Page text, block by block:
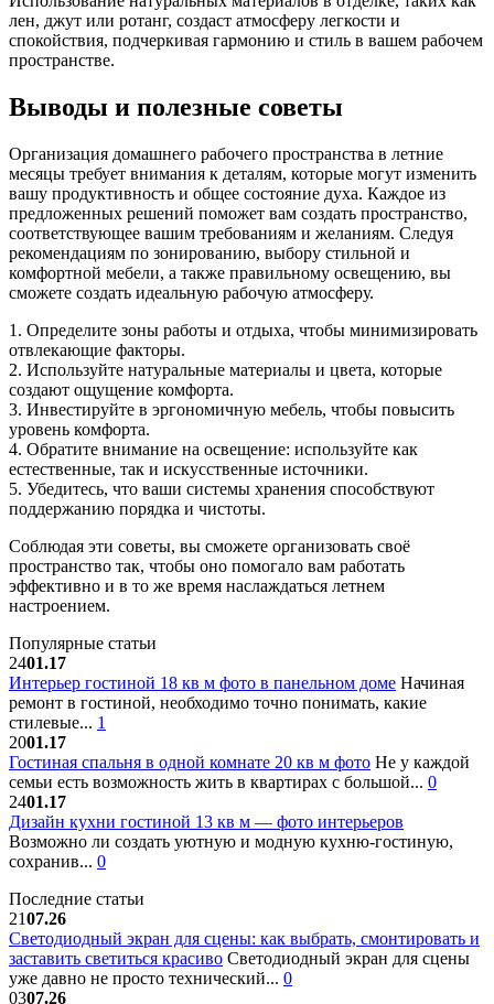
лен, джут или ротанг, создаст атмосферу легкости и
спокойствия, подчеркивая гармонию и стиль в вашем рабочем
пространстве.
Выводы и полезные советы
Организация домашнего рабочего пространства в летние
месяцы требует внимания к деталям, которые могут изменить
вашу продуктивность и общее состояние духа. Каждое из
предложенных решений поможет вам создать пространство,
соответствующее вашим требованиям и желаниям. Следуя
рекомендациям по зонированию, выбору стильной и
комфортной мебели, а также правильному освещению, вы
сможете создать идеальную рабочую атмосферу.
1. Определите зоны работы и отдыха, чтобы минимизировать
отвлекающие факторы.
2. Используйте натуральные материалы и цвета, которые
создают ощущение комфорта.
3. Инвестируйте в эргономичную мебель, чтобы повысить
уровень комфорта.
4. Обратите внимание на освещение: используйте как
естественные, так и искусственные источники.
5. Убедитесь, что ваши системы хранения способствуют
поддержанию порядка и чистоты.
Соблюдая эти советы, вы сможете организовать своё
пространство так, чтобы оно помогало вам работать
эффективно и в то же время наслаждаться летнем
настроением.
Популярные статьи
2401.17
Интерьер гостиной 18 кв м фото в панельном доме Начиная
ремонт в гостиной, необходимо точно понимать, какие
стилевые... 1
2001.17
Гостиная спальня в одной комнате 20 кв м фото Не у каждой
семьи есть возможность жить в квартирах с большой... 0
2401.17
Дизайн кухни гостиной 13 кв м — фото интерьеров
Возможно ли создать уютную и модную кухню-гостиную,
сохранив... 0
Последние статьи
2107.26
Светодиодный экран для сцены: как выбрать, смонтировать и
заставить светиться красиво Светодиодный экран для сцены
уже давно не просто технический... 0
0307.26